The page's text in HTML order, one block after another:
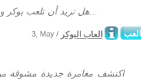
هل تريد أن تلعب بوكر و أن تظهر أفضل مهارتك في هذه اللعبة المسلية؟ إذاً لعبة...
العب 3, May / العاب البوكر
اكتشف مغامرة جديدة مشوقة